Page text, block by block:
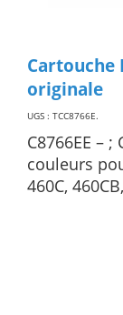
Cartouche
originale
UGS : TCC8766E.
C8766EE –
couleurs
460C,